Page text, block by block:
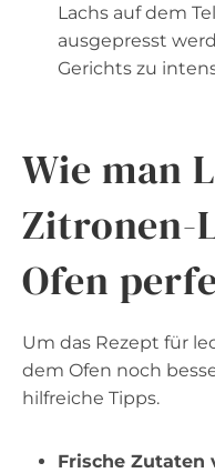
Lachs auf dem
ausgepresst
Gerichts zu
Wie man
Zitronen-
Ofen
Um das Rezept für
dem Ofen noch
hilfreiche Tipps.
Frische Zutaten